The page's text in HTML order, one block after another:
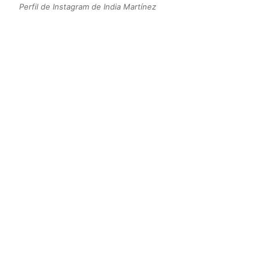
Perfil de Instagram de India Martínez